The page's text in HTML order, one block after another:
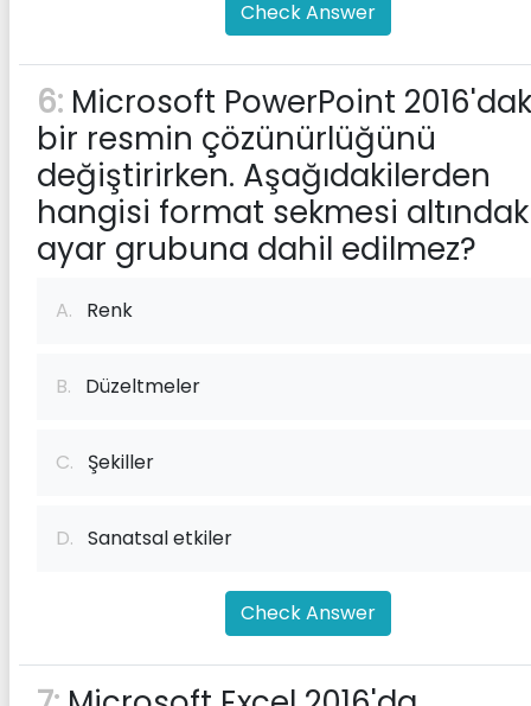
Check Answer
6: Microsoft PowerPoint
bir resmin çözünürlüğünü
değiştirirken. Aşağıdakilerden
hangisi format sekmesi
ayar grubuna dahil edilmez?
A. Renk
B. Düzeltmeler
C. Şekiller
D. Sanatsal etkiler
Check Answer